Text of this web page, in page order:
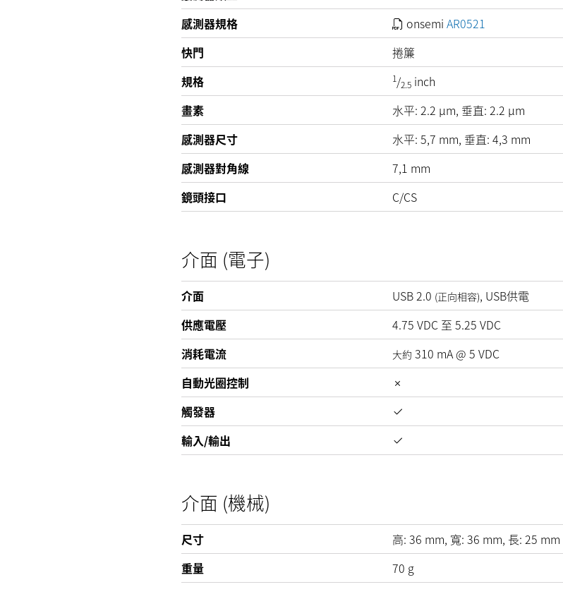
感測器規格
onsemi AR0521
快門
捲簾
規格
1/2.5inch
畫素
水平: 2.2 µm, 垂直: 2.2 µm
感測器尺寸
水平: 5,7 mm, 垂直: 4,3 mm
感測器對角線
7,1 mm
鏡頭接口
C/CS
介面 (電子)
介面 USB 2.0 (正向相容), USB供電
供應電壓
4.75 VDC至 5.25 VDC
消耗電流
大約 310 mA@ 5 VDC
自動光圈控制
觸發器
輸入/輸出
介面 (機械)
尺寸 高: 36 mm, 寬: 36 mm, 長: 25 mm
重量
70 g